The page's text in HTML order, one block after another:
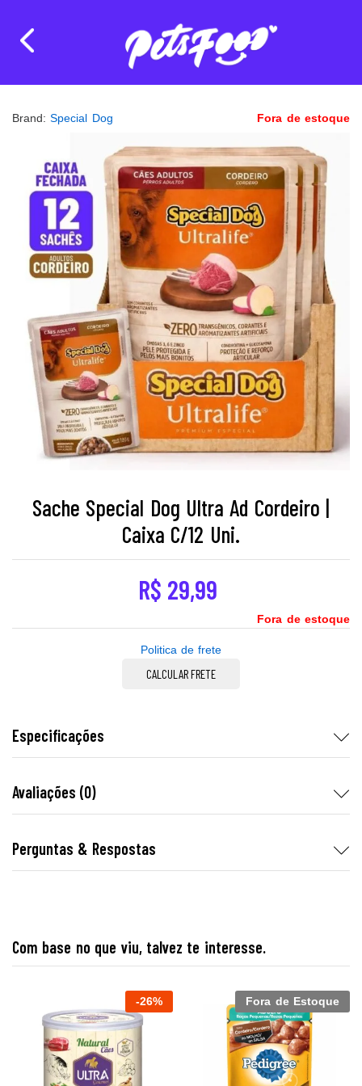
Brand:Special Dog Fora de estoque
Sache Special Dog Ultra Ad Cordeiro |
Caixa C/12 Uni.
R$ 29,99
Fora de estoque
Politica de frete
CALCULAR FRETE
Especificações
Avaliações (0)
Perguntas & Respostas
Com base no que viu, talvez te interesse.
-26% Fora de Estoque